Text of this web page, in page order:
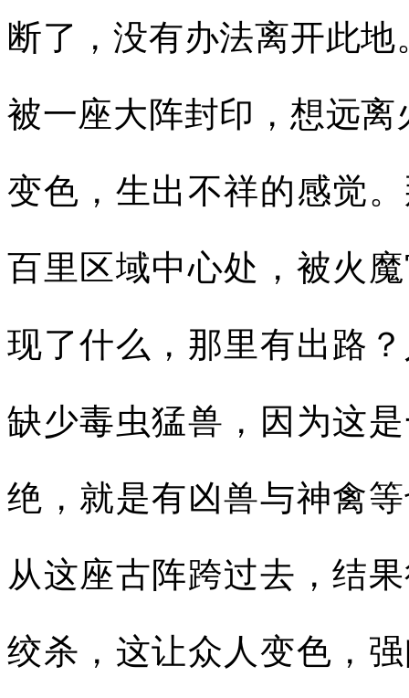
断了，没有办法离开此
被一座大阵封印，想远
变色，生出不祥的感觉
百里区域中心处，被火
现了什么，那里有出路
缺少毒虫猛兽，因为这
绝，就是有凶兽与神禽
从这座古阵跨过去，结
绞杀，这让众人变色，